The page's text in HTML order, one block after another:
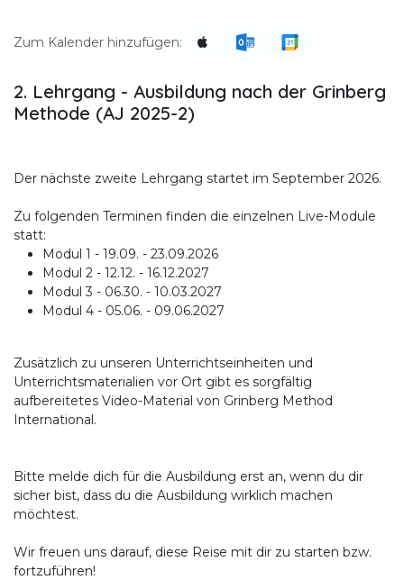
Zum Kalender hinzufügen:
2. Lehrgang - Ausbildung nach der Grinberg
Methode (AJ 2025-2)
Der nächste zweite Lehrgang startet im September 2026.
Zu folgenden Terminen finden die einzelnen Live-Module
statt:
Modul 1 - 19.09. - 23.09.2026
Modul 2 - 12.12. - 16.12.2027
Modul 3 - 06.30. - 10.03.2027
Modul 4 - 05.06. - 09.06.2027
Zusätzlich zu unseren Unterrichtseinheiten und
Unterrichtsmaterialien vor Ort gibt es sorgfältig
aufbereitetes Video-Material von Grinberg Method
International.
Bitte melde dich für die Ausbildung erst an, wenn du dir
sicher bist, dass du die Ausbildung wirklich machen
möchtest.
Wir freuen uns darauf, diese Reise mit dir zu starten bzw.
fortzuführen!